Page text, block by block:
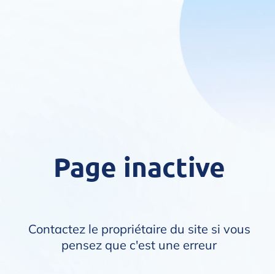
Page inactive
Contactez le propriétaire du site si vous
pensez que c'est une erreur